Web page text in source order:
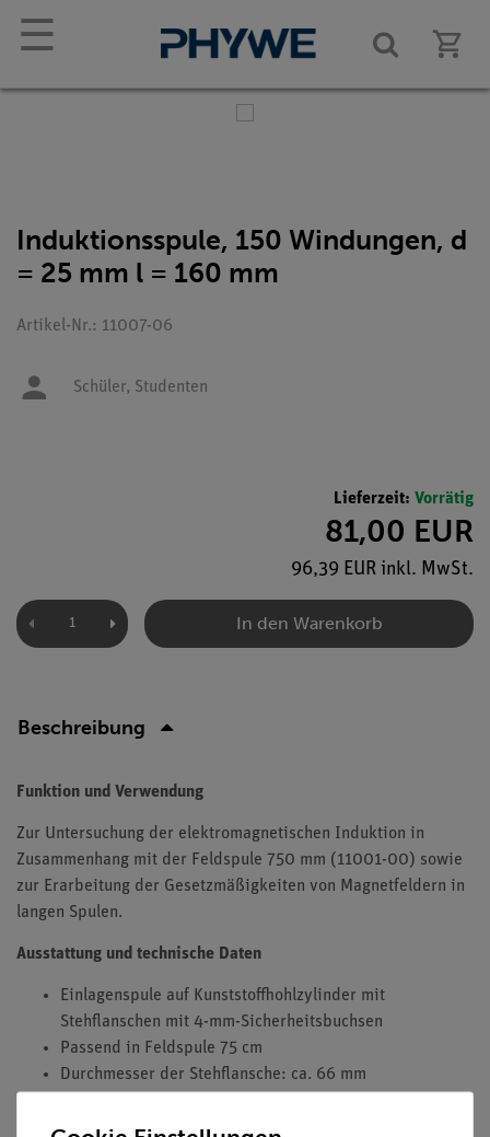
☰
Induktionsspule, 150 Windungen, d
= 25 mm l = 160 mm
Artikel-Nr.: 11007-06
Schüler, Studenten
Lieferzeit: Vorrätig
81,00 EUR
96,39 EUR inkl. MwSt.
In den Warenkorb
Beschreibung
Funktion und Verwendung
Zur Untersuchung der elektromagnetischen Induktion in
Zusammenhang mit der Feldspule 750 mm (11001-00) sowie
zur Erarbeitung der Gesetzmäßigkeiten von Magnetfeldern in
langen Spulen.
Ausstattung und technische Daten
Einlagenspule auf Kunststoffhohlzylinder mit
Stehflanschen mit 4-mm-Sicherheitsbuchsen
Passend in Feldspule 75 cm
Durchmesser der Stehflansche: ca. 66 mm
Spulenlänge: 160 mm